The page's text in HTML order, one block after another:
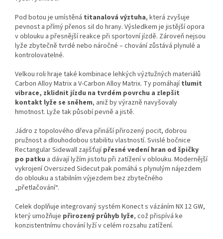
Pod botou je umístěná titanalová výztuha, která zvyšuje
pevnost a přímý přenos sil do hrany. Výsledkem je jistější opora
v oblouku a přesnější reakce při sportovní jízdě. Zároveň nejsou
lyže zbytečně tvrdé nebo náročné – chování zůstává plynulé a
kontrolovatelné.
Velkou roli hraje také kombinace lehkých výztužných materiálů
Carbon Alloy Matrix a V-Carbon Alloy Matrix. Ty pomáhajítlumit
vibrace, zklidnit jízdu na tvrdém povrchu a zlepšit
kontakt lyže se sněhem, aniž by výrazně navyšovaly
hmotnost. Lyže tak působí pevně a jistě.
Jádro z topolového dřeva přináší přirozený pocit, dobrou
pružnost a dlouhodobou stabilitu vlastností. Svislé bočnice
Rectangular Sidewall zajišťujípřesné vedení hran od špičky
po patku a dávají lyžím jistotu při zatížení v oblouku. Modernější
vykrojení Oversized Sidecut pak pomáhá s plynulým nájezdem
do oblouku a stabilním výjezdem bez zbytečného
„přetlačování“.
Celek doplňuje integrovaný systém Konect s vázáním NX 12 GW,
který umožňuje přirozený průhyb lyže, což přispívá ke
konzistentnímu chování lyží v celém rozsahu zatížení.